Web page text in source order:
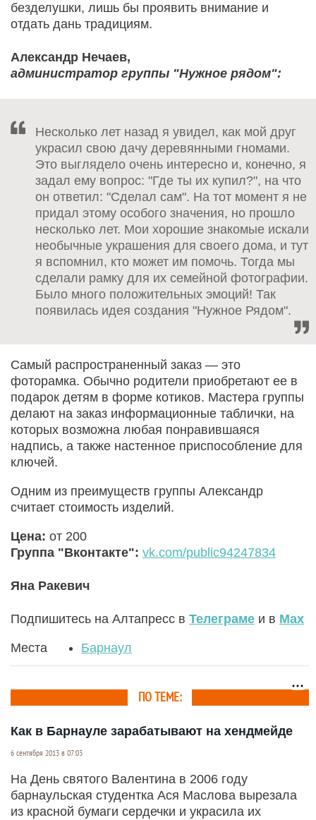
безделушки, лишь бы проявить внимание и
отдать дань традициям.
Александр Нечаев,
администратор группы "Нужное рядом":
Несколько лет назад я увидел, как мой друг
украсил свою дачу деревянными гномами.
Это выглядело очень интересно и, конечно, я
задал ему вопрос: "Где ты их купил?", на что
он ответил: "Сделал сам". На тот момент я не
придал этому особого значения, но прошло
несколько лет. Мои хорошие знакомые искали
необычные украшения для своего дома, и тут
я вспомнил, кто может им помочь. Тогда мы
сделали рамку для их семейной фотографии.
Было много положительных эмоций! Так
появилась идея создания "Нужное Рядом".
Самый распространенный заказ — это
фоторамка. Обычно родители приобретают ее в
подарок детям в форме котиков. Мастера группы
делают на заказ информационные таблички, на
которых возможна любая понравившаяся
надпись, а также настенное приспособление для
ключей.
Одним из преимуществ группы Александр
считает стоимость изделий.
Цена: от 200
Группа "Вконтакте": vk.com/public94247834
Яна Ракевич
Подпишитесь на Алтапресс в Телеграме и в Max
Места Барнаул
ПО ТЕМЕ:
Как в Барнауле зарабатывают на хендмейде
6 сентября 2013 в 07:03
На День святого Валентина в 2006 году
барнаульская студентка Ася Маслова вырезала
из красной бумаги сердечки и украсила их